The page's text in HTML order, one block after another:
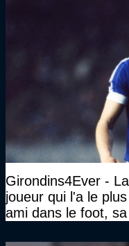
Girondins4Ever -
joueur qui l'a le
ami dans le foot,